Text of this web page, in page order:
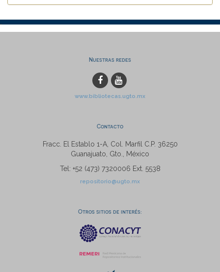
Nuestras redes
www.bibliotecas.ugto.mx
Contacto
Fracc. El Establo 1-A, Col. Marfil C.P. 36250
Guanajuato, Gto., México
Tel: +52 (473) 7320006 Ext. 5538
repositorio@ugto.mx
Otros sitios de interés: